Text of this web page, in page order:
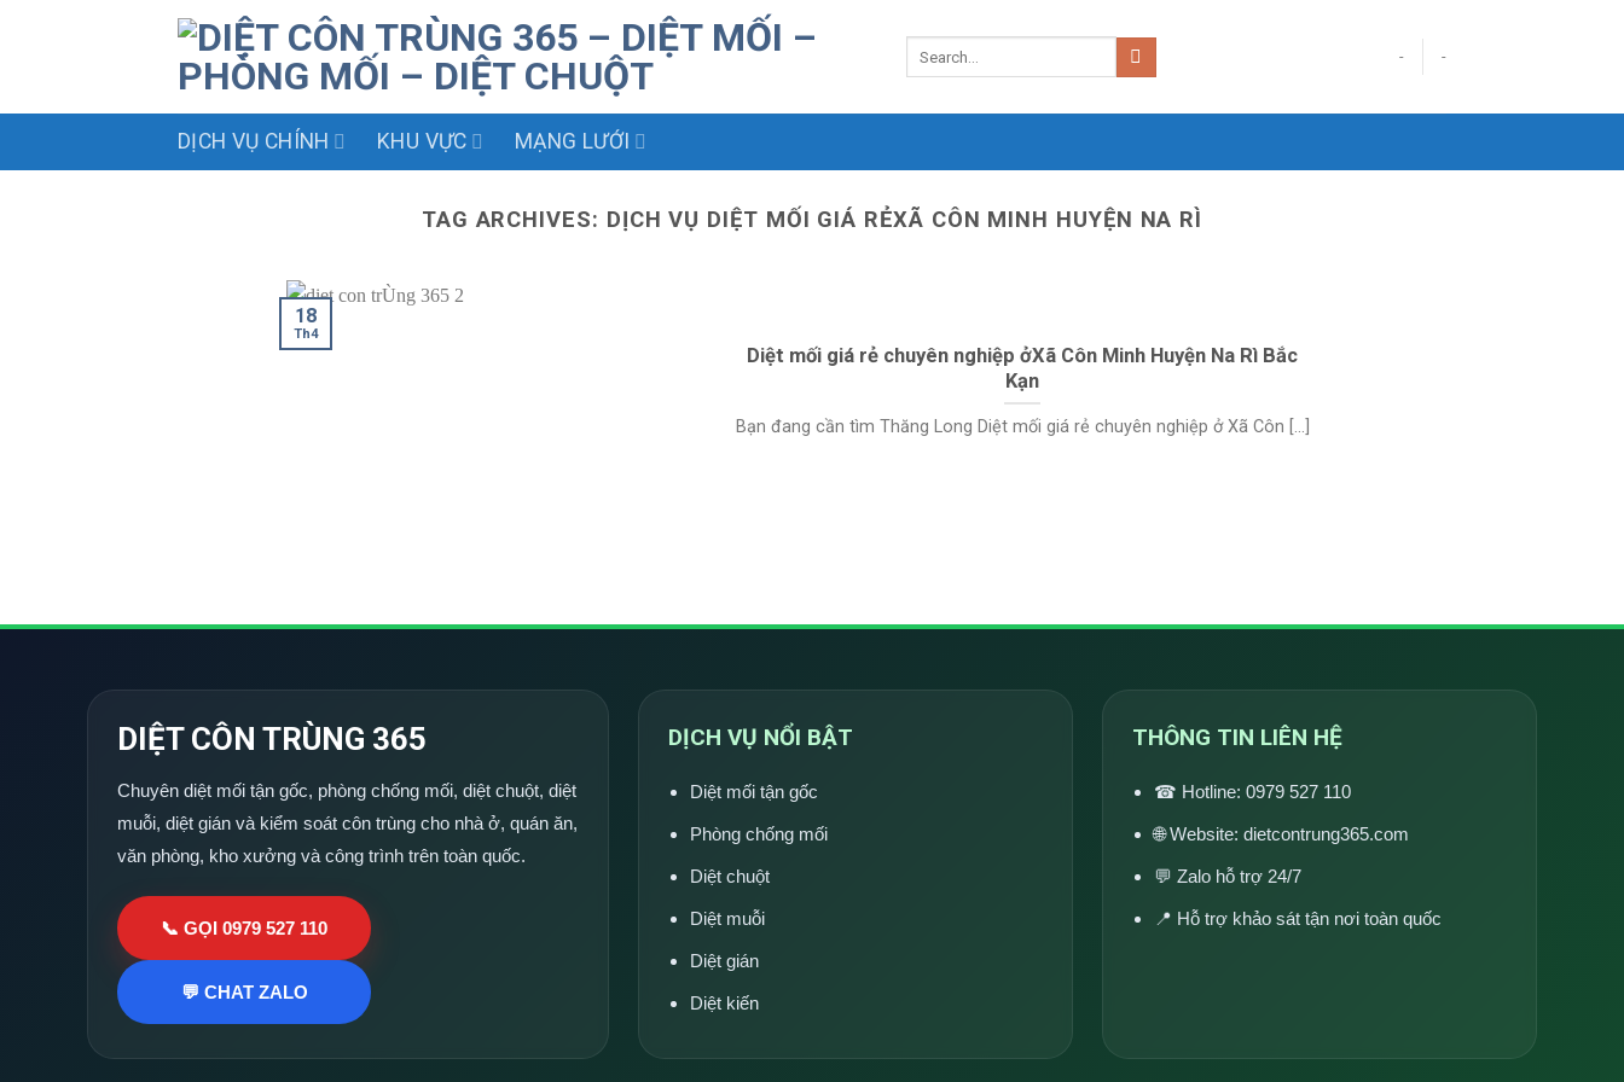
- -
DỊCH VỤ CHÍNH KHU VỰC MẠNG LƯỚI
TAG ARCHIVES: DỊCH VỤ DIỆT MỐI GIÁ RẺXÃ CÔN MINH HUYỆN NA RÌ
Diệt mối giá rẻ chuyên nghiệp ởXã Côn Minh Huyện Na Rì Bắc
Kạn
Bạn đang cần tìm Thăng Long Diệt mối giá rẻ chuyên nghiệp ở Xã Côn [...]
18
Th4
DIỆT CÔN TRÙNG 365
Chuyên diệt mối tận gốc, phòng chống mối, diệt chuột, diệt
muỗi, diệt gián và kiểm soát côn trùng cho nhà ở, quán ăn,
văn phòng, kho xưởng và công trình trên toàn quốc.
📞 GỌI 0979 527 110
💬 CHAT ZALO
DỊCH VỤ NỔI BẬT
Diệt mối tận gốc
Phòng chống mối
Diệt chuột
Diệt muỗi
Diệt gián
Diệt kiến
THÔNG TIN LIÊN HỆ
☎ Hotline: 0979 527 110
🌐 Website: dietcontrung365.com
💬 Zalo hỗ trợ 24/7
📍 Hỗ trợ khảo sát tận nơi toàn quốc